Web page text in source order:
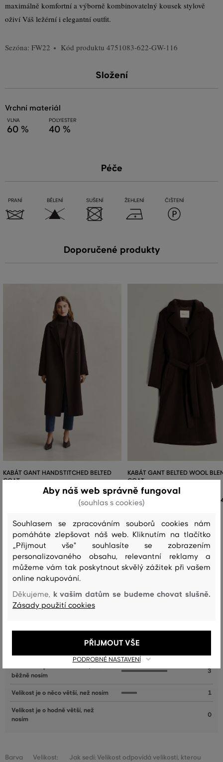
maximálně komfortní a výborně kombinovatelný kousek stylově
oživí Váš ležérní i elegantní outfit.
Sezóna: FW22 Kód produktu 4751083-622-GW-116
Složení
vrchní materiál
VLNA
60 %
POLYESTER
40 %
Péče
PRANÍ BĚLENÍ SUŠENÍ ŽEHLENÍ ČIŠTENÍ
Doporučené produkty
KABÁT GANT HANDSTITCHED BELTED
COAT
14 999 Kč
S, M, L , XL
KABÁT GANT BELTED WOOL
COAT
XS, S, M, L, XL +1 další
JAK SEDĚLA VYBRANÁ VELIKOST NAŠIM ZÁKAZNÍKŮM
nosím
Velikost odpovídá velikosti, kterou
běžně nosím
3
Velikost je o něco větší, než nosím 1
Velikost je o hodně větší, než
nosím
0
Barva Velikost: Jak sedí: Velikost odpovídá velikosti, kterou
Aby náš web správně fungoval
(souhlas s cookies)
Souhlasem se zpracováním souborů cookies nám
pomáháte zlepšovat náš web. Kliknutím na tlačítko
„Přijmout vše" souhlasíte se zobrazením
personalizovaného obsahu, relevantní reklamy a
můžeme vám tak poskytnout skvělý zážitek při vašem
online nakupování.
Děkujeme, k vašim datům se budeme chovat slušně.
Zásady použití cookies
PODROBNÉ NASTAVENÍ
PŘIJMOUT VŠE